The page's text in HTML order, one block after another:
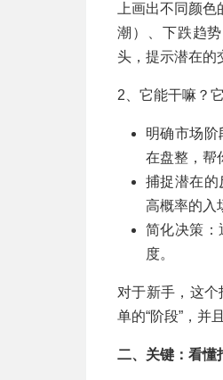
上画出不同颜
潮）、下跌趋
头，提示潜在的
2、它能干嘛？
明确市场
在盘整，帮
捕捉潜在的
高概率的入
简化决策：
度。
对于新手，这
单的“阶段”，并
二、关键：看懂